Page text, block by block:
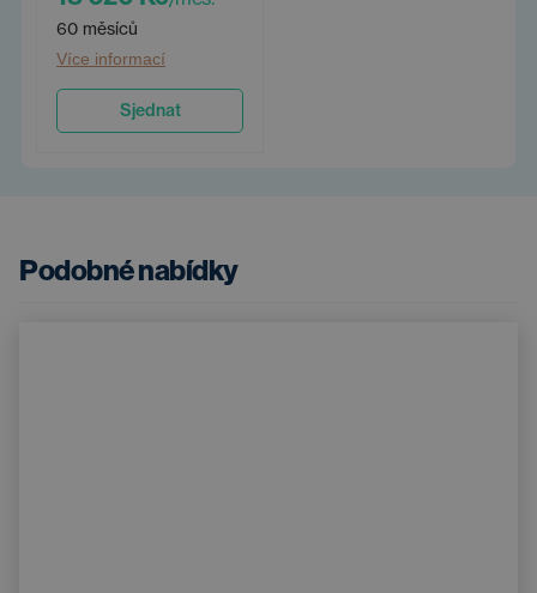
60 měsíců
Více informací
Sjednat
Podobné nabídky